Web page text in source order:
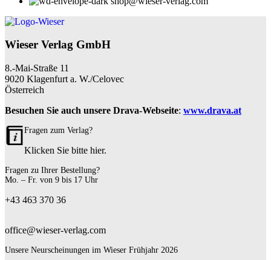
Wieser Verlag GmbH
8.-Mai-Straße 11
9020 Klagenfurt a. W./Celovec
Österreich
Besuchen Sie auch unsere Drava-Webseite: www.drava.at
Fragen zum Verlag?
Klicken Sie bitte hier.
Fragen zu Ihrer Bestellung?
Mo. – Fr. von 9 bis 17 Uhr
+43 463 370 36
office@wieser-verlag.com
Unsere Neurscheinungen im Wieser Frühjahr 2026